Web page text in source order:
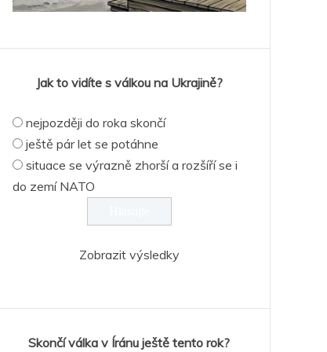
Jak to vidíte s válkou na Ukrajině?
nejpozději do roka skončí
ještě pár let se potáhne
situace se výrazně zhorší a rozšíří se i
do zemí NATO
Zobrazit výsledky
Skončí válka v Íránu ještě tento rok?